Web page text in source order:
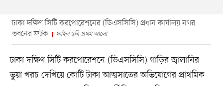
ঢাকা দক্ষিণ সিটি করপোরেশনের (ডিএসসিসি) প্রধান কার্যালয় নগর
ভবনের ফটক
ফাইল ছবি প্রথম আলো
ঢাকা দক্ষিণ সিটি করপোরেশনে (ডিএসসিসি) গাড়ির জ্বালানির
ভুয়া খরচ দেখিয়ে কোটি টাকা আত্মসাতের অভিযোগের প্রাথমিক